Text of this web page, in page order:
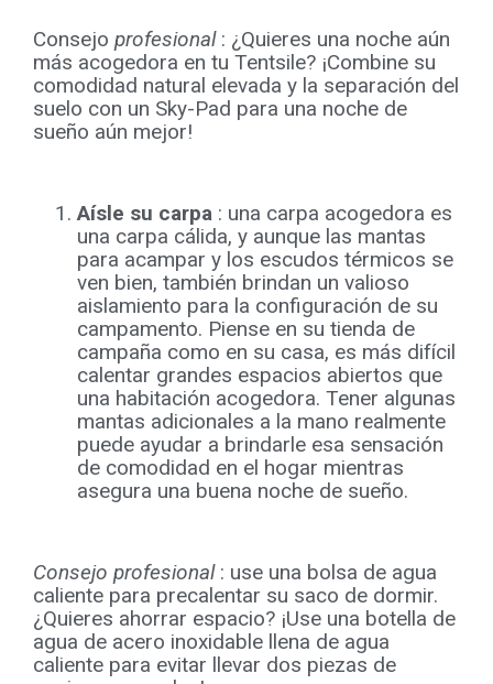
Consejo profesional: ¿Quieres una noche aún
más acogedora en tu Tentsile? ¡Combine su
comodidad natural elevada y la separación del
suelo con un Sky-Pad para una noche de
sueño aún mejor!
Aísle su carpa : una carpa acogedora es
una carpa cálida, y aunque las mantas
para acampar y los escudos térmicos se
ven bien, también brindan un valioso
aislamiento para la configuración de su
campamento. Piense en su tienda de
campaña como en su casa, es más difícil
calentar grandes espacios abiertos que
una habitación acogedora. Tener algunas
mantas adicionales a la mano realmente
puede ayudar a brindarle esa sensación
de comodidad en el hogar mientras
asegura una buena noche de sueño.
Consejo profesional: use una bolsa de agua
caliente para precalentar su saco de dormir.
¿Quieres ahorrar espacio? ¡Use una botella de
agua de acero inoxidable llena de agua
caliente para evitar llevar dos piezas de